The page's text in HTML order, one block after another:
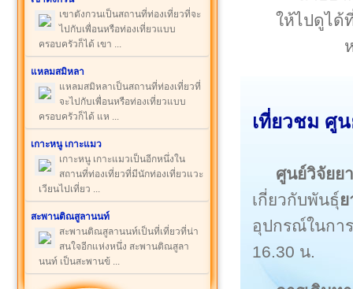
เขาตังกวนเป็นสถานที่ท่องเที่ยวที่จะ
ไปกับเพื่อนหรือท่องเที่ยวแบบ
ครอบครัวก็ได้ เขา ...
แหลมสมิหลา
แหลมสมิหลาเป็นสถานที่ท่องเที่ยวที่
จะไปกับเพื่อนหรือท่องเที่ยวแบบ
ครอบครัวก็ได้ แห ...
เกาะหนู เกาะแมว
เกาะหนู เกาะแมวเป็นอีกหนึ่งใน
สถานที่ท่องเที่ยวที่มีนักท่องเที่ยวแวะ
เวียนไปเที่ยว ...
สะพานติณสูลานนท์
สะพานติณสูลานนท์เป็นที่เที่ยวที่น่า
สนใจอีกแห่งหนึ่ง สะพานติณสูลา
นนท์ เป็นสะพานข้ ...
ให้ไปดูได้
เที่ยวชม ศู
ศูนย์วิจัยย
เกี่ยวกับพันธุ์ย
อุปกรณ์ในกา
16.30 น.